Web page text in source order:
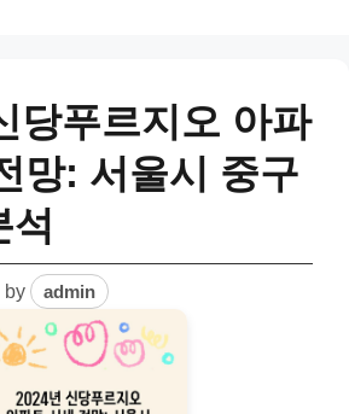
당푸르지오 아파
망: 서울시 중구
석
by admin